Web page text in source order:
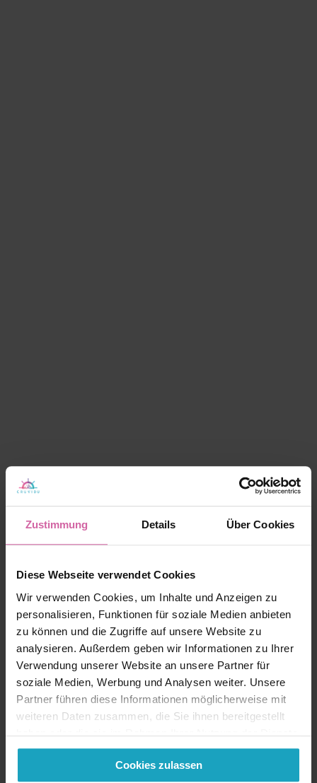
Zustimmung Details Über Cookies
Diese Webseite verwendet Cookies
Wir verwenden Cookies, um Inhalte und Anzeigen zu
personalisieren, Funktionen für soziale Medien anbieten
zu können und die Zugriffe auf unsere Website zu
analysieren. Außerdem geben wir Informationen zu Ihrer
Verwendung unserer Website an unsere Partner für
soziale Medien, Werbung und Analysen weiter. Unsere
Partner führen diese Informationen möglicherweise mit
weiteren Daten zusammen, die Sie ihnen bereitgestellt
haben oder die sie im Rahmen Ihrer Nutzung der Dienste
gesammelt haben. Sie geben Einwilligung zu unseren
Cookies, wenn Sie unsere Webseite weiterhin nutzen.
Cookies zulassen